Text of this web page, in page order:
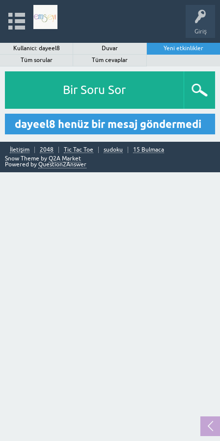
Giriş
Kullanıcı: dayeel8 Duvar
Yeni etkinlikler
Tüm sorular
Tüm cevaplar
Bir Soru Sor
dayeel8 henüz bir mesaj göndermedi
İletişim 2048 Tic Tac Toe sudoku
15 Bulmaca
Snow Theme by Q2A Market
Powered by Question2Answer